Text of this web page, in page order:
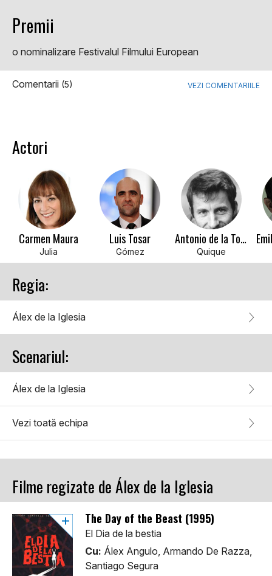
Premii
o nominalizare Festivalul Filmului European
Comentarii (5) VEZI COMENTARIILE
Actori
Carmen Maura
Julia
Luis Tosar
Gómez
Antonio de la Torre
Quique
Regia:
Álex de la Iglesia
Scenariul:
Álex de la Iglesia
Vezi toată echipa
Filme regizate de Álex de la Iglesia
The Day of the Beast (1995)
El Dia de la bestia
Cu: Álex Angulo, Armando De Razza,
Santiago Segura